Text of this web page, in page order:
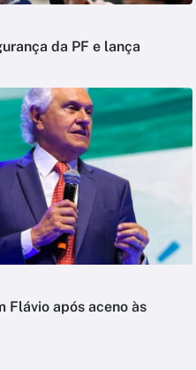
da PF e lança
Flávio após aceno às